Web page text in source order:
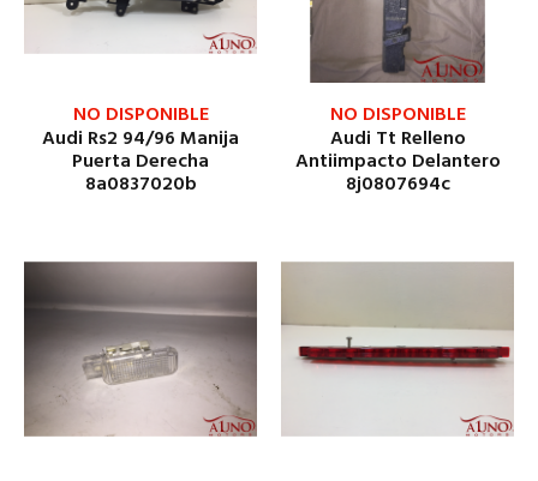
NO DISPONIBLE
Audi Rs2 94/96 Manija
Puerta Derecha
8a0837020b
NO DISPONIBLE
Audi Tt Relleno
Antiimpacto Delantero
8j0807694c